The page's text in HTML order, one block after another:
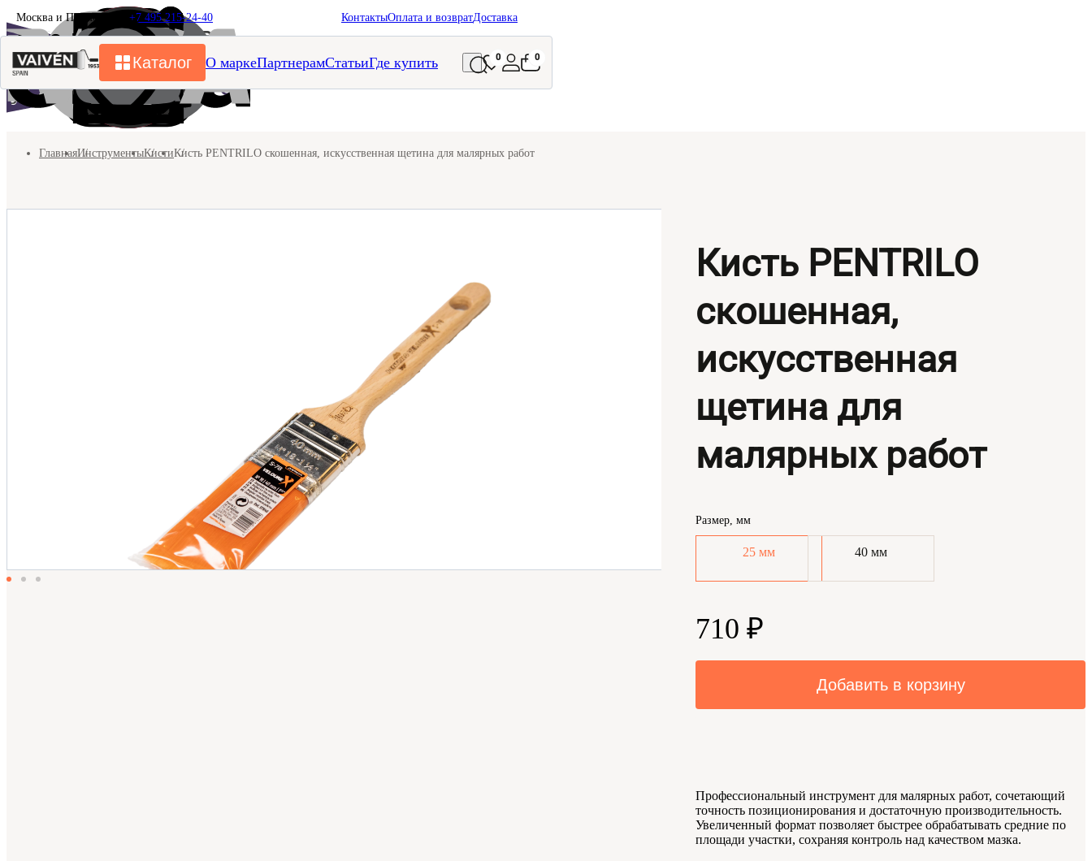
Москва и Подмосковье +7 495 215-24-40 КонтактыОплата и возвратДоставка
Каталог О маркеПартнерамСтатьиГде купить 0 0
ГлавнаяИнструментыКистиКисть PENTRILO скошенная, искусственная щетина для малярных работ
Кисть PENTRILO
скошенная,
искусственная
щетина для
малярных работ
Размер, мм
25 мм 40 мм
710 ₽
Добавить в корзину
Профессиональный инструмент для малярных работ, сочетающий
точность позиционирования и достаточную производительность.
Увеличенный формат позволяет быстрее обрабатывать средние по
площади участки, сохраняя контроль над качеством мазка.